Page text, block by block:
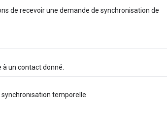
de recevoir une demande de synchronisation de
un contact donné.
temporelle